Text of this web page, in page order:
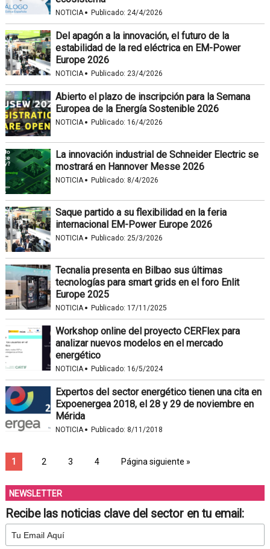
NOTICIA· Publicado: 24/4/2026
Del apagón a la innovación, el futuro de la
estabilidad de la red eléctrica en EM-Power
Europe 2026
NOTICIA· Publicado: 23/4/2026
Abierto el plazo de inscripción para la Semana
Europea de la Energía Sostenible 2026
NOTICIA· Publicado: 16/4/2026
La innovación industrial de Schneider Electric se
mostrará en Hannover Messe 2026
NOTICIA· Publicado: 8/4/2026
Saque partido a su flexibilidad en la feria
internacional EM-Power Europe 2026
NOTICIA· Publicado: 25/3/2026
Tecnalia presenta en Bilbao sus últimas
tecnologías para smart grids en el foro Enlit
Europe 2025
NOTICIA· Publicado: 17/11/2025
Workshop online del proyecto CERFlex para
analizar nuevos modelos en el mercado
energético
NOTICIA· Publicado: 16/5/2024
Expertos del sector energético tienen una cita en
Expoenergea 2018, el 28 y 29 de noviembre en
Mérida
NOTICIA· Publicado: 8/11/2018
1 2 3 4 Página siguiente »
NEWSLETTER
Recibe las noticias clave del sector en tu email: